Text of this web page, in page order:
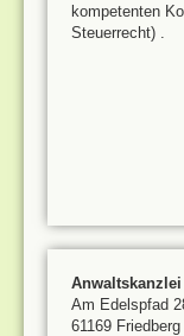
kompetenten
Steuerrecht) .
Anwaltskanzlei
Am Edelspfad
61169 Friedberg